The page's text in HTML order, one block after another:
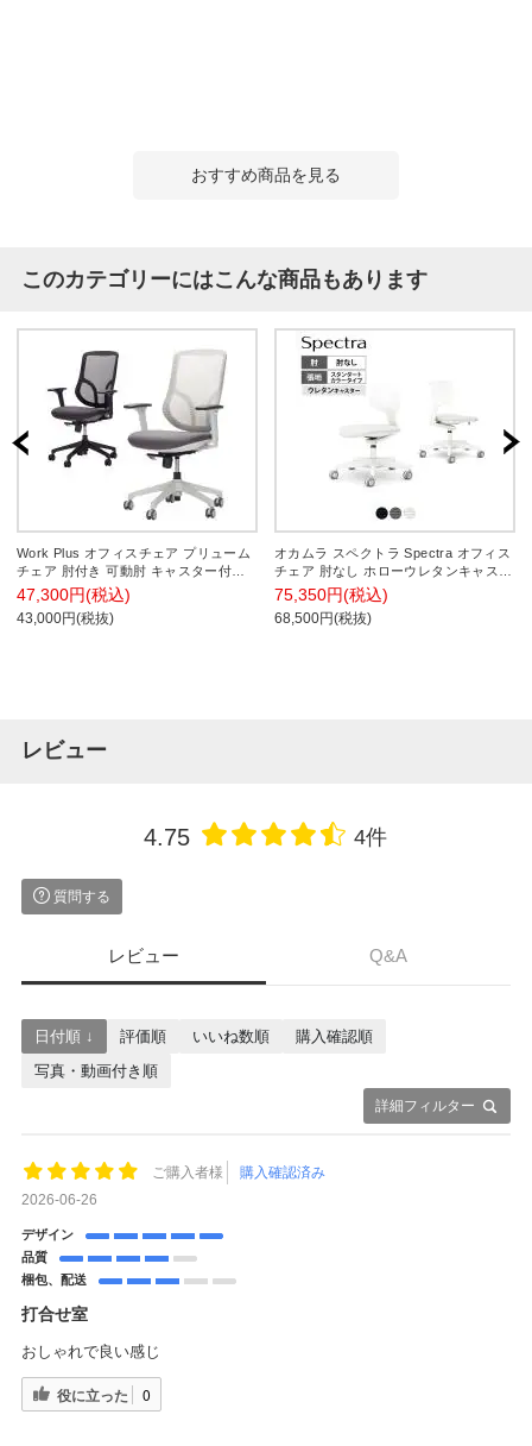
おすすめ商品を見る
このカテゴリーにはこんな商品もあります
Work Plus オフィスチェア プリューム
チェア 肘付き 可動肘 キャスター付き
メッシュチェア
47,300円(税込)
43,000円(税抜)
オカムラ スペクトラ Spectra オフィス
チェア 肘なし ホローウレタンキャスタ
ー 座面布張り スタンダードカラータイ
プ CD36
75,350円(税込)
68,500円(税抜)
レビュー
4.75 4件
質問する
レビュー Q&A
詳細フィルター
日付順 ↓ 評価順 いいね数順
購入確認順
写真・動画付き順
ご購入者様
購入確認済み
2026-06-26
デザイン
品質
梱包、配送
打合せ室
おしゃれで良い感じ
役に立った 0